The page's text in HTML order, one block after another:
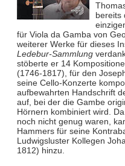
bereits
für Viola da Gamba von
weiterer Werke für dieses
Ledebur-Sammlung
stöberte er 14
(1746-1817), für den
seine Cello-Konzerte
aufbewahrten Handschrift
auf, bei der die Gambe
Hörnern kombiniert wird.
noch nicht genug waren,
Hammers für seine
Ludwigsluster Kollegen
1812) hinzu.